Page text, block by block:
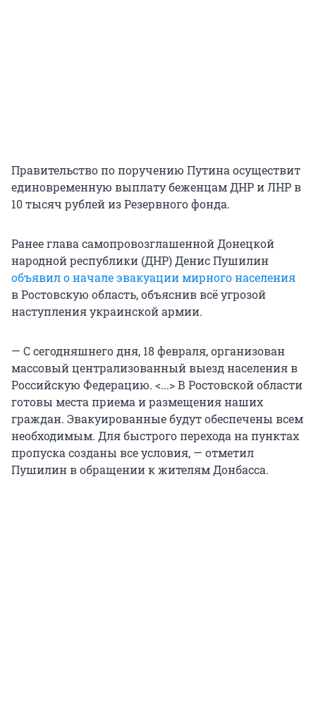
Правительство по поручению Путина осуществит
единовременную выплату беженцам ДНР и ЛНР в
10 тысяч рублей из Резервного фонда.
Ранее глава самопровозглашенной Донецкой
народной республики (ДНР) Денис Пушилин
объявил о начале эвакуации мирного населения
в Ростовскую область, объяснив всё угрозой
наступления украинской армии.
— С сегодняшнего дня, 18 февраля, организован
массовый централизованный выезд населения в
Российскую Федерацию. <...> В Ростовской области
готовы места приема и размещения наших
граждан. Эвакуированные будут обеспечены всем
необходимым. Для быстрого перехода на пунктах
пропуска созданы все условия, — отметил
Пушилин в обращении к жителям Донбасса.